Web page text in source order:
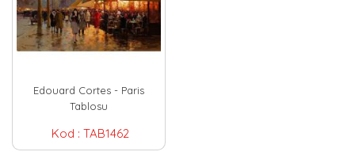
Edouard Cortes - Paris
Tablosu
Kod : TAB1462